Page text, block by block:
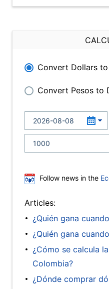
Convert Dollars to
Convert Pesos to
Follow news in the
Articles:
¿Quién gana
¿Quién gana
¿Cómo se calcula
Colombia?
¿Dónde comprar